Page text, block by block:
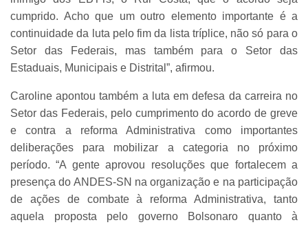
cumprido. Acho que um outro elemento importante é a
continuidade da luta pelo fim da lista tríplice, não só para o
Setor das Federais, mas também para o Setor das
Estaduais, Municipais e Distrital”, afirmou.
Caroline apontou também a luta em defesa da carreira no
Setor das Federais, pelo cumprimento do acordo de greve
e contra a reforma Administrativa como importantes
deliberações para mobilizar a categoria no próximo
período. “A gente aprovou resoluções que fortalecem a
presença do ANDES-SN na organização e na participação
de ações de combate à reforma Administrativa, tanto
aquela proposta pelo governo Bolsonaro quanto à